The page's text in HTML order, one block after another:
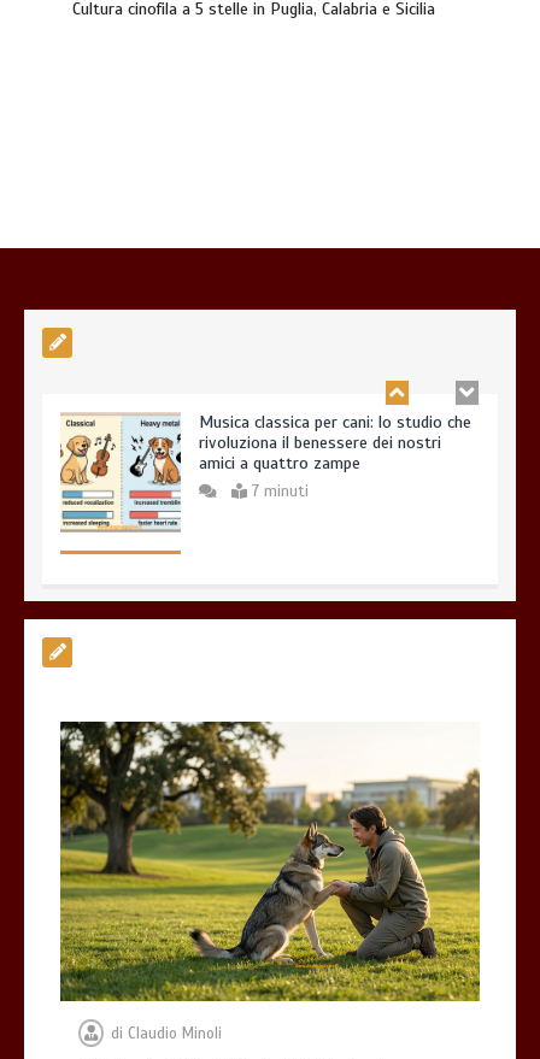
Cultura cinofila a 5 stelle in Puglia, Calabria e Sicilia
7 minuti
Esistono veramente cani pericolosi?
Dal Lupo al Cane: Storia e Scienza della
Coevoluzione (14.000 Anni)
7 minuti
di Claudio Minoli